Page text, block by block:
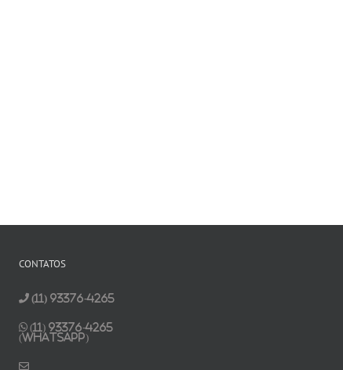
CONTATOS
(11) 93376-4265
(11) 93376-4265
(Whatsapp)